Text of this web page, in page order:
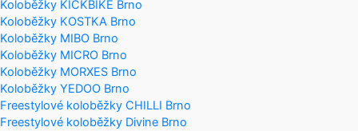
Koloběžky KICKBIKE Brno
Koloběžky KOSTKA Brno
Koloběžky MIBO Brno
Koloběžky MICRO Brno
Koloběžky MORXES Brno
Koloběžky YEDOO Brno
Freestylové koloběžky CHILLI Brno
Freestylové koloběžky Divine Brno